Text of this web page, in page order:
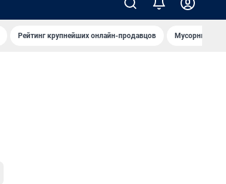
Рейтинг крупнейших онлайн-продавцов Мусорный